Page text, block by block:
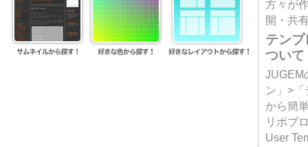
方々が
開・共
テン
ついて
JUGEM
ン」>
から簡
リポブ
User